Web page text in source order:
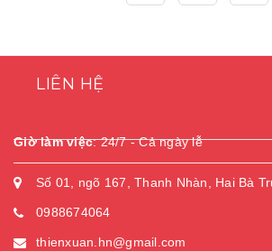
LIÊN HỆ
Giờ làm việc:24/7 - Cả ngày lễ
Số 01, ngõ 167, Thanh Nhàn, Hai Bà
0988674064
thienxuan.hn@gmail.com